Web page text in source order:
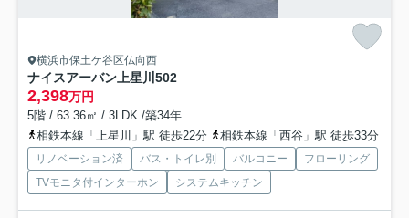
横浜市保土ケ谷区仏向西
ナイスアーバン上星川 502
2,398万円
5階 / 63.36㎡ / 3LDK /築34年
相鉄本線「上星川」駅 徒歩22分
相鉄本線「西谷」駅 徒歩33分
リノベーション済 バス・トイレ別 バルコニー
フローリング
TVモニタ付インターホン
システムキッチン